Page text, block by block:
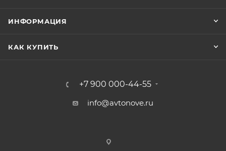
ИНФОРМАЦИЯ
КАК КУПИТЬ
+7 900 000-44-55
info@avtonove.ru